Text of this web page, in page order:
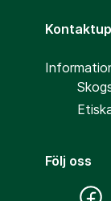
Följ oss